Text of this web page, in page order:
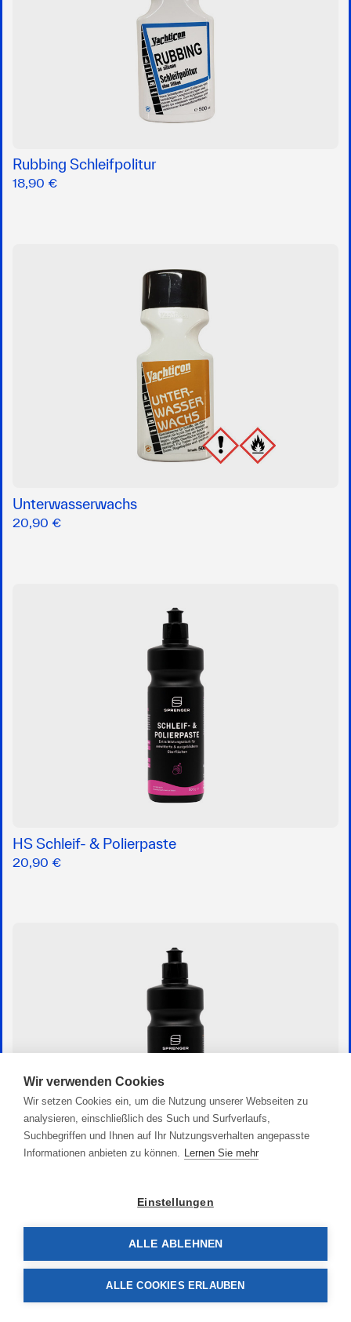
Rubbing Schleifpolitur
18,90 €
Unterwasserwachs
20,90 €
HS Schleif- & Polierpaste
20,90 €
Wir verwenden Cookies
Wir setzen Cookies ein, um die Nutzung unserer Webseiten zu
analysieren, einschließlich des Such und Surfverlaufs,
Suchbegriffen und Ihnen auf Ihr Nutzungsverhalten angepasste
Informationen anbieten zu können. Lernen Sie mehr
Einstellungen
ALLE ABLEHNEN
ALLE COOKIES ERLAUBEN